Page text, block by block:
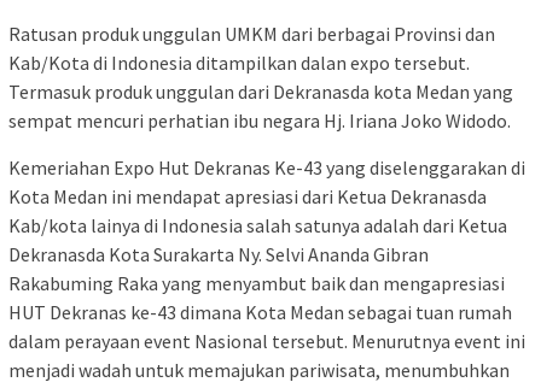
Ratusan produk unggulan UMKM dari berbagai Provinsi dan
Kab/Kota di Indonesia ditampilkan dalan expo tersebut.
Termasuk produk unggulan dari Dekranasda kota Medan yang
sempat mencuri perhatian ibu negara Hj. Iriana Joko Widodo.
Kemeriahan Expo Hut Dekranas Ke-43 yang diselenggarakan di
Kota Medan ini mendapat apresiasi dari Ketua Dekranasda
Kab/kota lainya di Indonesia salah satunya adalah dari Ketua
Dekranasda Kota Surakarta Ny. Selvi Ananda Gibran
Rakabuming Raka yang menyambut baik dan mengapresiasi
HUT Dekranas ke-43 dimana Kota Medan sebagai tuan rumah
dalam perayaan event Nasional tersebut. Menurutnya event ini
menjadi wadah untuk memajukan pariwisata, menumbuhkan